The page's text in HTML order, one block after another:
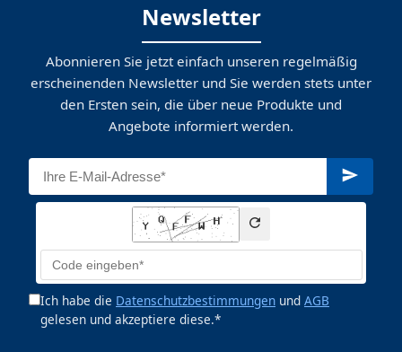
Newsletter
Abonnieren Sie jetzt einfach unseren regelmäßig
erscheinenden Newsletter und Sie werden stets unter
den Ersten sein, die über neue Produkte und
Angebote informiert werden.
Ich habe die Datenschutzbestimmungen und AGB
gelesen und akzeptiere diese.*